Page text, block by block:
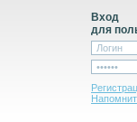
Вход
для